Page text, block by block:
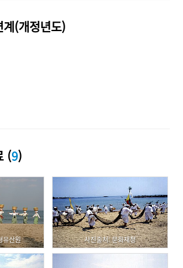
(개정년도)
(9)
유산원 사진출처: 문화재청